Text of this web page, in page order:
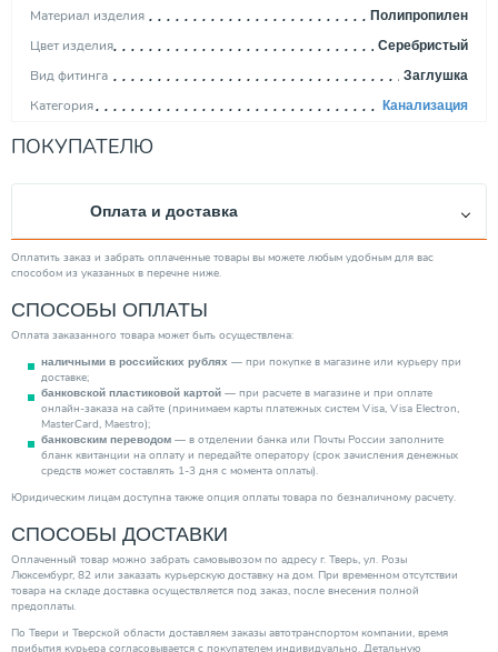
Материал изделия Полипропилен
Цвет изделия Серебристый
Вид фитинга Заглушка
Категория Канализация
ПОКУПАТЕЛЮ
Оплата и доставка
Оплатить заказ и забрать оплаченные товары вы можете любым удобным для вас
способом из указанных в перечне ниже.
СПОСОБЫ ОПЛАТЫ
Оплата заказанного товара может быть осуществлена:
наличными в российских рублях — при покупке в магазине или курьеру при
доставке;
банковской пластиковой картой — при расчете в магазине и при оплате
онлайн-заказа на сайте (принимаем карты платежных систем Visa, Visa Electron,
MasterCard, Maestro);
банковским переводом — в отделении банка или Почты России заполните
бланк квитанции на оплату и передайте оператору (срок зачисления денежных
средств может составлять 1-3 дня с момента оплаты).
Юридическим лицам доступна также опция оплаты товара по безналичному расчету.
СПОСОБЫ ДОСТАВКИ
Оплаченный товар можно забрать самовывозом по адресу г. Тверь, ул. Розы
Люксембург, 82 или заказать курьерскую доставку на дом. При временном отсутствии
товара на складе доставка осуществляется под заказ, после внесения полной
предоплаты.
По Твери и Тверской области доставляем заказы автотранспортом компании, время
прибытия курьера согласовывается с покупателем индивидуально. Детальную